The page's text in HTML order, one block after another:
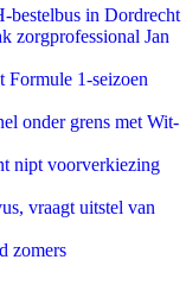
bestelbus in Dordrecht
zorgprofessional Jan
Formule 1-seizoen
onder grens met Wit-
nipt voorverkiezing
vraagt uitstel van
zomers